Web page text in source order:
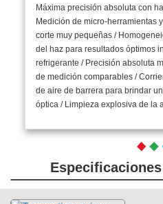
Máxima precisión absoluta con
Medición de micro-herramientas
corte muy pequeñas /
del haz para resultados óptimos
refrigerante / Precisión absoluta
de medición comparables /
de aire de barrera para brindar
óptica / Limpieza explosiva de la